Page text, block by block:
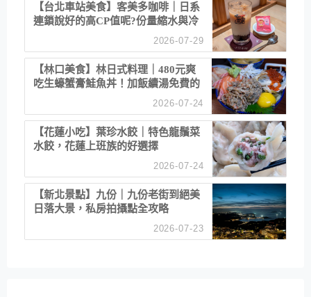
【台北車站美食】客美多咖啡｜日系
連鎖說好的高CP值呢?份量縮水與冷
2026-07-29
【林口美食】林日式料理｜480元爽
吃生蠔蟹膏鮭魚丼！加飯續湯免費的
2026-07-24
【花蓮小吃】葉珍水餃｜特色龍鬚菜
水餃，花蓮上班族的好選擇
2026-07-24
【新北景點】九份｜九份老街到絕美
日落大景，私房拍攝點全攻略
2026-07-23